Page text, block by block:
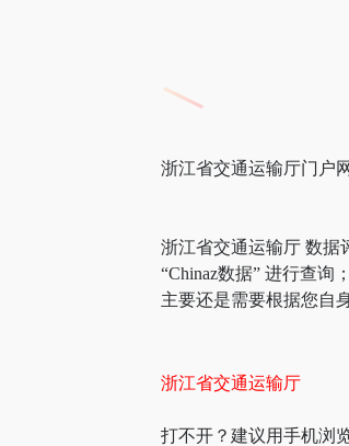
浙江省交通运输厅门户
浙江省交通运输厅 数据
“Chinaz数据” 进行查
主要还是需要根据您自
浙江省交通运输厅
打不开？建议用手机浏